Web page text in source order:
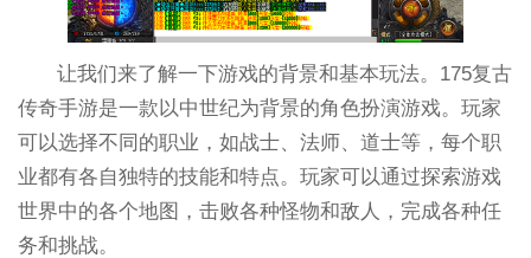
让我们来了解一下游戏的背景和基本玩法。175复古
传奇手游是一款以中世纪为背景的角色扮演游戏。玩家
可以选择不同的职业，如战士、法师、道士等，每个职
业都有各自独特的技能和特点。玩家可以通过探索游戏
世界中的各个地图，击败各种怪物和敌人，完成各种任
务和挑战。